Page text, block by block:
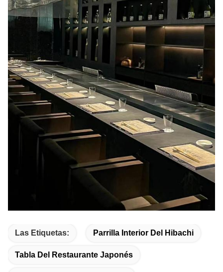
Las Etiquetas: Parrilla Interior Del Hibachi
Tabla Del Restaurante Japonés